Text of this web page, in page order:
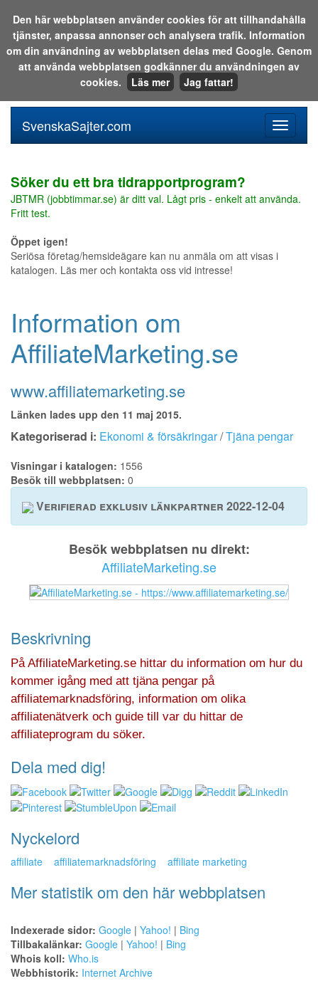
Sök i katalogen eller på webben:
meny
SvenskaSajter.com
Söker du ett bra tidrapportprogram?
JBTMR (jobbtimmar.se) är ditt val. Lågt pris - enkelt att använda.
Fritt test.
Öppet igen!
Seriösa företag/hemsideägare kan nu anmäla om att visas i
katalogen. Läs mer och kontakta oss vid intresse!
Information om
AffiliateMarketing.se
www.affiliatemarketing.se
Länken lades upp den 11 maj 2015.
Kategoriserad i: Ekonomi & försäkringar/Tjäna pengar
Visningar i katalogen: 1556
Besök till webbplatsen: 0
Verifierad exklusiv länkpartner 2022-12-04
Besök webbplatsen nu direkt:
AffiliateMarketing.se
Beskrivning
På AffiliateMarketing.se hittar du information om hur du
kommer igång med att tjäna pengar på
affiliatemarknadsföring, information om olika
affiliatenätverk och guide till var du hittar de
affiliateprogram du söker.
Dela med dig!
Nyckelord
affiliate affiliatemarknadsföring affiliate marketing
Mer statistik om den här webbplatsen
Indexerade sidor: Google | Yahoo! | Bing
Tillbakalänkar: Google | Yahoo! | Bing
Whois koll: Who.is
Webbhistorik: Internet Archive
Den här webbplatsen använder cookies för att tillhandahålla
tjänster, anpassa annonser och analysera trafik. Information
om din användning av webbplatsen delas med Google. Genom
att använda webbplatsen godkänner du användningen av
cookies.
Läs mer Jag fattar!